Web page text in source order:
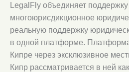
LegalFly объединяет
многоюрисдикционное
реальную поддержку
в одной платформе.
Кипре через эксклюзивное
Кипр рассматривается в ней